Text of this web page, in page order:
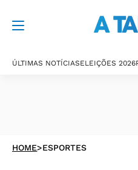
ÚLTIMAS NOTÍCIASELEIÇÕES 2026
HOME>ESPORTES